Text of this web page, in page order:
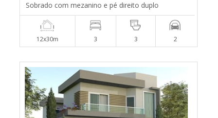
Sobrado com mezanino e pé direito duplo
12x30m 3 3 2